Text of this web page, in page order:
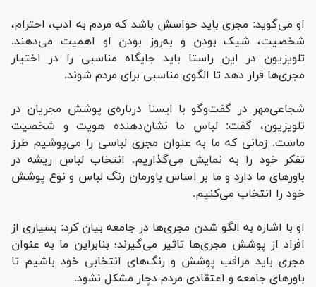
او می‌گوید: مجری باید حواسش باشد که مردم به ادب، احترام،
شخصیت، شیک بودن و به‌روز بودن او اهمیت می‌دهند.
تلویزیون در این راستا باید جایگاه مناسبی را در اختیار
مجری‌ها قرار دهد تا الگوی مناسبی برای مردم شوند.
شجاعی‌مهر در گفت‌وگو با ایسنا درباره‌ی پوشش مجریان در
تلویزیون، گفت: لباس ما نشان‌دهنده هویت و شخصیت
ماست. زمانی که ما به عنوان مجری لباسی را می‌پوشیم طرز
تفکر خود را به نمایش می‌گذاریم. انتخاب لباس ریشه در
باورهای ما دارد و ما بر اساس باورمان رنگ لباس و نوع پوشش
خود را انتخاب می‌کنیم.
او با اشاره به الگو شدن مجری‌ها در جامعه بیان کرد: بسیاری از
افراد از پوشش مجری‌ها تاثیر می‌گیرند؛ بنابراین ما به عنوان
مجری باید مراقب پوشش و رنگ‌های انتخابی خود باشیم تا
باورهای جامعه و اعتقادی مردم دچار مشکل نشود.